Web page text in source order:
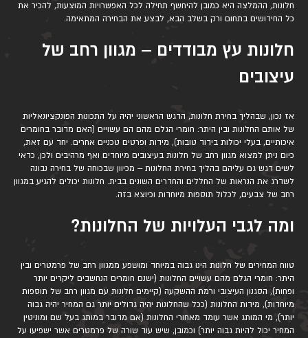
חלונות, ההמלצה היא כמובן להיחשף תחילה לכל האפשרויות המוצעות, להכיר את
כל החידושים בתחום ורק בשלב הבא, לבצע את הבחירה המתאימה.
חלונות עץ מבודדים – מגוון רחב של
עיצובים
אז נכון, שבהליך בחירת חלונות, הדגש הראשוני יהיה על התכונות הפונקציונאליות
של אותם החלונות ובין היתר: חומרי הגלם מהם הם עשויים (האם מדובר בחומרים
איכותיים, בעלי יכולות בידוד טובות), מידות ופרטים טכניים אחרים. יחד עם זאת,
כיום ניתן למצוא מגוון רחב של חלונות בעיצובים מיוחדים ואף מרהיבים ולכן, כדאי
לשים דגש גם עליהם בהליך בחירת החלונות – מכיוון שבכוחה של בחירה נבונה
לשדרג את הנראות של החללים והחדרים השונים בבית. חלונות יכולים להגיע במגוון
רחב של צבעים, לכלול תוספות מיוחדות וכיוצא בזה.
ומה לגבי העלויות של החלונות?
טווח המחירים של חלונות הינו גבוה במיוחד ומושפע ממגוון רחב של פרמטרים ובין
היתר: חומרי הגלם מהם עשויים החלונות (ישנם חומרים הנחשבים ליקרים יותר
ופחות), הסגנון העיצובי ורמת ההשקעה (קיימים חלונות עם מגוון רחב של תוספות
מיוחדות), מידות החלונות (ככל שהחלונות יהיה גדולים יותר גם המחיר יהיה גבוה
יותר), מי המותג אשר עומד מאחורי החלונות (אם מדובר במותג בעל שם ומוניטין
המחיר יכול להיות גבוה יותר) וכמובן, שיש עוד שורה של פרמטרים אשר ישפיעו על